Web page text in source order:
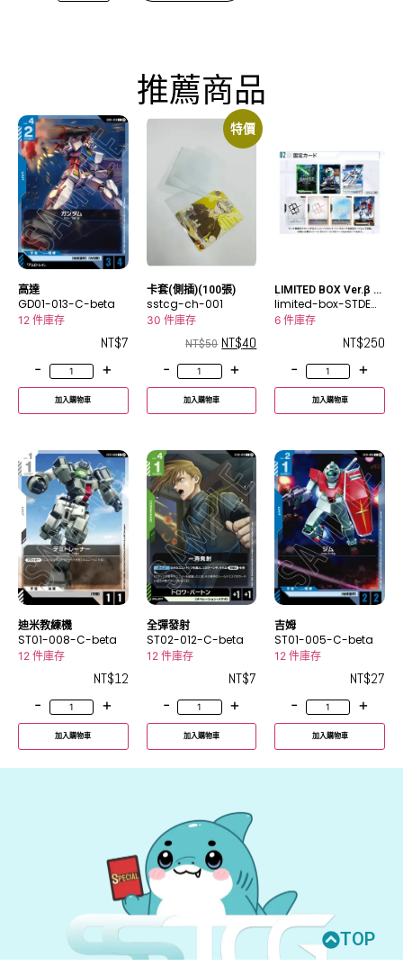
推薦商品
高達
GD01-013-C-beta
12 件庫存
NT$7
-
+
加入購物車
特價
卡套(側插)(100張)
sstcg-ch-001
30 件庫存
NT$50 NT$40
-
+
加入購物車
LIMITED BOX Ver.β 預
組 (56張)
limited-box-STDEC
K-beta
6 件庫存
NT$250
-
+
加入購物車
迪米教練機
ST01-008-C-beta
12 件庫存
NT$12
-
+
加入購物車
全彈發射
ST02-012-C-beta
12 件庫存
NT$7
-
+
加入購物車
吉姆
ST01-005-C-beta
12 件庫存
NT$27
-
+
加入購物車
TOP